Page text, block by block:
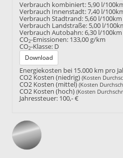
Verbrauch kombiniert: 5,90 l/
Verbrauch Innenstadt:7,40 l/
Verbrauch Stadtrand: 5,60 l/100km
Verbrauch Landstraße: 5,00 l/
Verbrauch Autobahn:6,30 l/100km
CO2-Emissionen: 133,00 g/km
CO2-Klasse: D
Download
Energiekosten bei 15.000 km pro
CO2 Kosten (niedrig) (Kosten
CO2 Kosten (mittel) (Kosten
CO2 Kosten (hoch) (Kosten
Jahressteuer: 100,- €